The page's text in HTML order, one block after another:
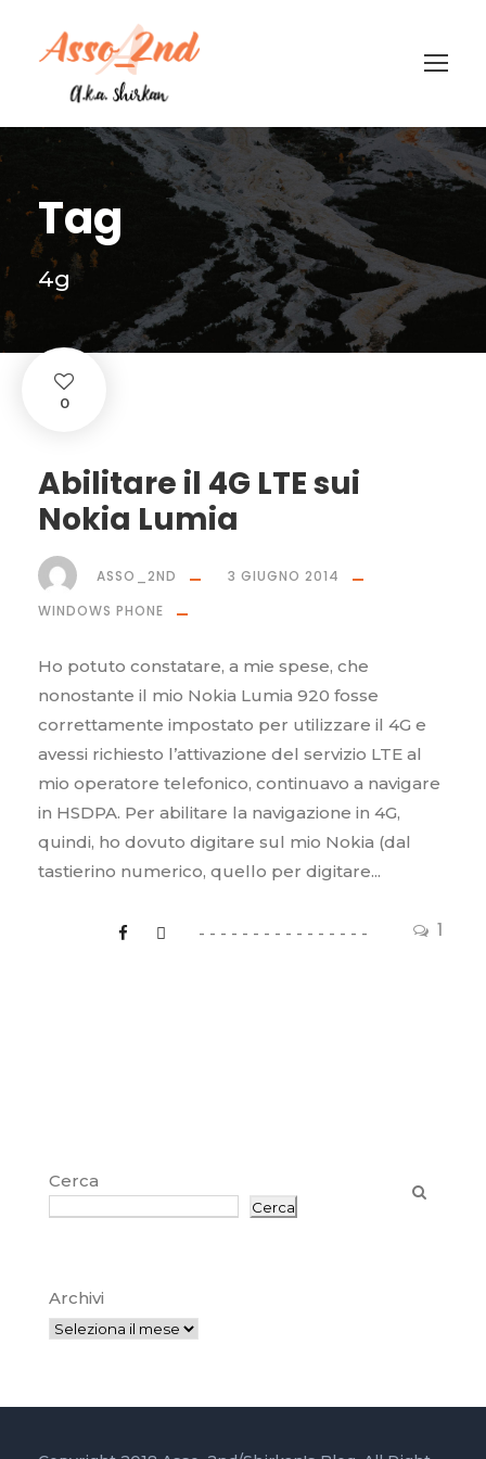
Tag
4g
0
Abilitare il 4G LTE sui
Nokia Lumia
1
ASSO_2ND
3 GIUGNO 2014
WINDOWS PHONE
Ho potuto constatare, a mie spese, che
nonostante il mio Nokia Lumia 920 fosse
correttamente impostato per utilizzare il 4G e
avessi richiesto l’attivazione del servizio LTE al
mio operatore telefonico, continuavo a navigare
in HSDPA. Per abilitare la navigazione in 4G,
quindi, ho dovuto digitare sul mio Nokia (dal
tastierino numerico, quello per digitare...
Cerca
Cerca
Archivi